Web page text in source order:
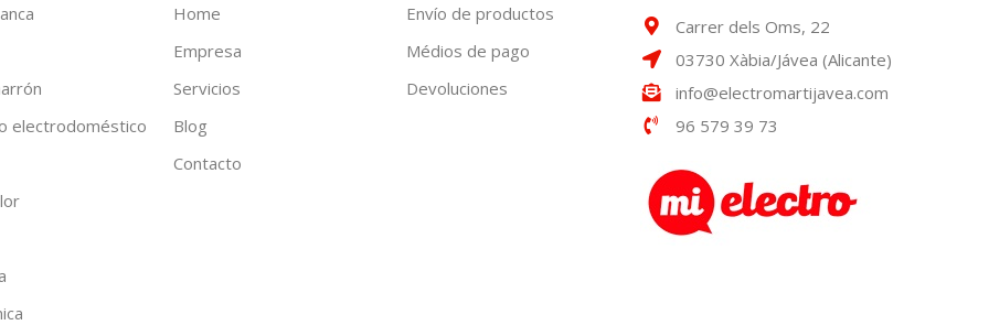
electrodoméstico
Home
Empresa
Servicios
Blog
Contacto
Envío de productos
Médios de pago
Devoluciones
Carrer dels Oms, 22
03730 Xàbia/Jávea (Alicante)
info@electromartijavea.com
96 579 39 73